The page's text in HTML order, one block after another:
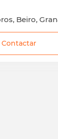
Contactar